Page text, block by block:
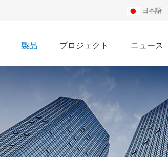
日本語
製品 プロジェクト ニュース